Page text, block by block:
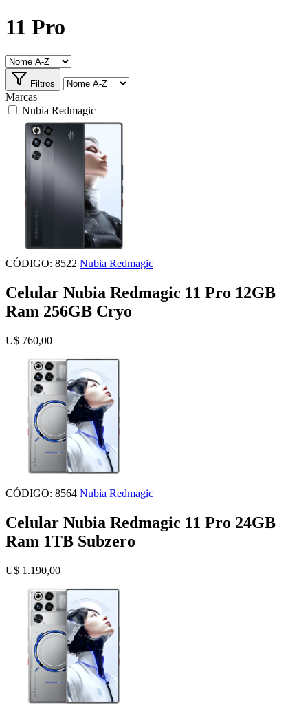
11 Pro
Filtros
Marcas
Nubia Redmagic
CÓDIGO: 8522 Nubia Redmagic
Celular Nubia Redmagic 11 Pro 12GB
Ram 256GB Cryo
U$ 760,00
CÓDIGO: 8564 Nubia Redmagic
Celular Nubia Redmagic 11 Pro 24GB
Ram 1TB Subzero
U$ 1.190,00